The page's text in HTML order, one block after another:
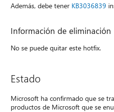
Además, debe tener KB3036839
Información de eliminación
No se puede quitar este hotfix.
Estado
Microsoft ha confirmado que se
productos de Microsoft que se